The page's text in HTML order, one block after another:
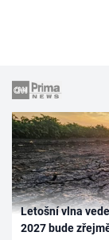
Letošní vlna
2027 bude